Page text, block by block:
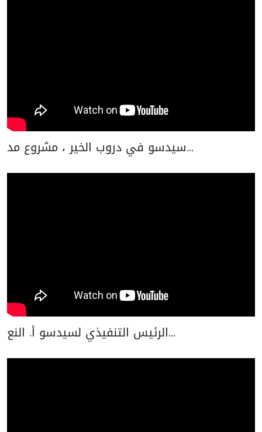
سيدسو في دروب الخير ، مشروع مد...
الرئيس التنفيذي لسيدسو أ. النع...